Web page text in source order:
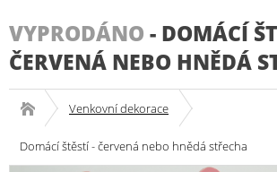
VYPRODÁNO - DOMÁCÍ
ČERVENÁ NEBO HNĚDÁ
Venkovní dekorace
Domácí štěstí - červená nebo hnědá střecha